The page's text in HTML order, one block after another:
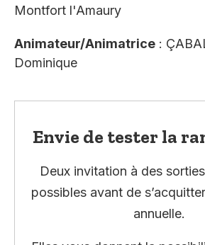
Montfort l'Amaury
Animateur/Animatrice :
Dominique
Envie de tester la
Deux invitation à des
possibles avant de
annuelle.